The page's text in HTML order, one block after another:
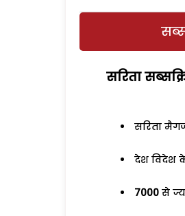
सरिता
सरिता
देश विदेश
7000 से